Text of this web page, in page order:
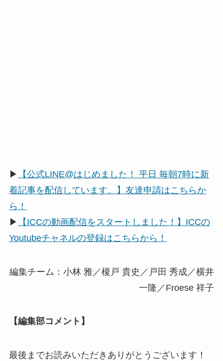
▶
【公式LINE@はじめました！ 平日 毎朝7時に新
着記事を配信しています。】友達申請はこちらか
ら！
▶
【ICCの動画配信をスタートしました！】ICCの
Youtubeチャネルの登録はこちらから！
編集チーム：小林 雅／榎戸 貴史／戸田 秀成／横井
一隆／Froese 祥子
【編集部コメント】
最後までお読みいただきありがとうございます！